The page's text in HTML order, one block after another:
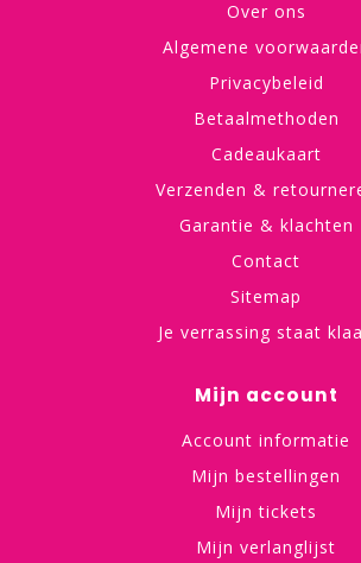
Over ons
Algemene
Privacybeleid
Betaalmethoden
Cadeaukaart
Verzenden &
Garantie & klachten
Contact
Sitemap
Je verrassing staat
Mijn account
Account informatie
Mijn bestellingen
Mijn tickets
Mijn verlanglijst